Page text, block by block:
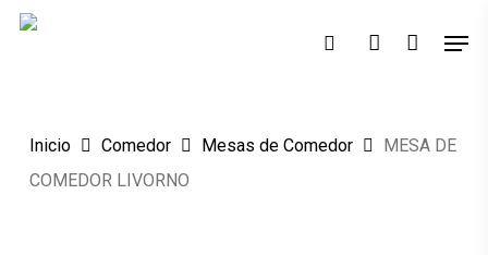
Skip
searchaccount
Inicio Comedor Mesas de Comedor
MESA DE
COMEDOR LIVORNO